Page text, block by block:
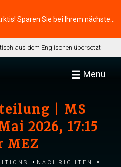
aus dem Englischen übersetzt
Menü
| MS
2026, 17:15
MEZ
Nachrichten